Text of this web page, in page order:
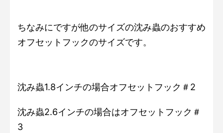
ちなみにですが他のサイズの沈み蟲のおすすめ
オフセットフックのサイズです。
沈み蟲1.8インチの場合オフセットフック＃2
沈み蟲2.6インチの場合はオフセットフック＃
3